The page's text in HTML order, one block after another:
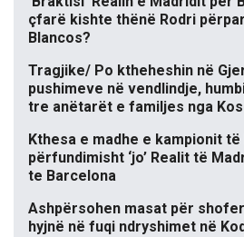
çfarë kishte thënë Rodri
Blancos?
Tragjike/ Po ktheheshin në
pushimeve në vendlindje,
tre anëtarët e familjes nga
Kthesa e madhe e kampionit
përfundimisht ‘jo’ Realit të
te Barcelona
Ashpërsohen masat për
hyjnë në fuqi ndryshimet në